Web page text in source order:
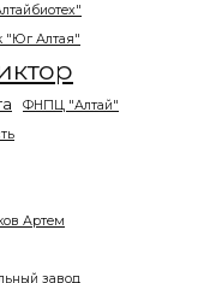
"Юг Алтая"
ФНПЦ "Алтай"
Артем
завод